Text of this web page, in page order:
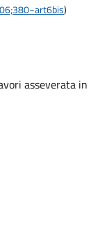
)
asseverata in